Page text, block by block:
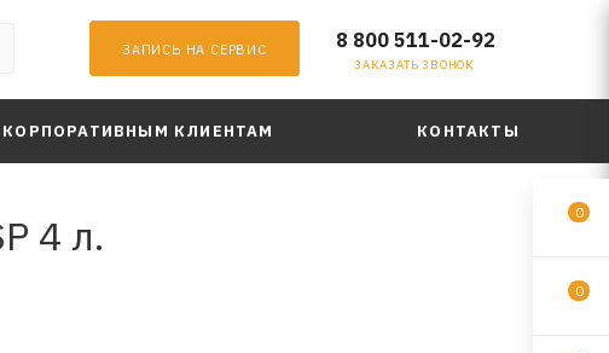
ЗАПИСЬ НА СЕРВИС 8 800 511-02-92
ЗАКАЗАТЬ ЗВОНОК
КОРПОРАТИВНЫМ КЛИЕНТАМ КОНТАКТЫ
4 л. 0
0